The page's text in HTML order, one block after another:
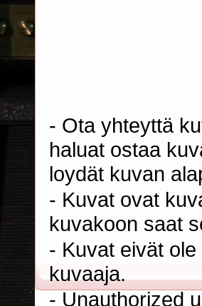
- Ota yhteyttä
haluat ostaa
loydät kuvan
- Kuvat ovat
kuvakoon saat
- Kuvat eivät
kuvaaja.
- Unauthorized